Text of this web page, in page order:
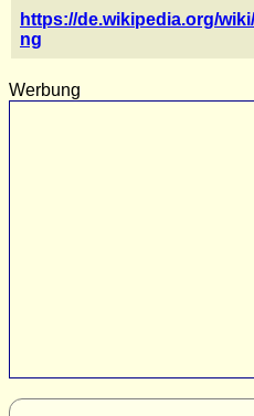
https://de.wikipedia.org/
ng
Werbung